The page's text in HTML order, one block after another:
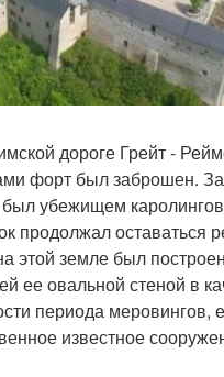
дороге Грейт -
форт был заброшен.
убежищем
продолжал оставаться
этой земле был
овальной стеной в
периода меровингов,
известное